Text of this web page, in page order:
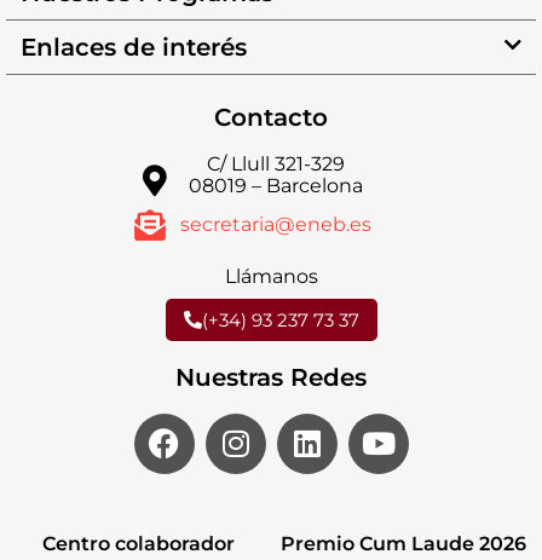
Enlaces de interés
Contacto
C/ Llull 321-329
08019 – Barcelona
secretaria@eneb.es
Llámanos
(+34) 93 237 73 37
Nuestras Redes
Centro colaborador Premio Cum Laude 2026